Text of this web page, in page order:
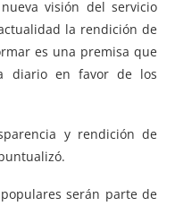
visión del servicio
la rendición de
es una premisa que
diario en favor de los
y rendición de
serán parte de